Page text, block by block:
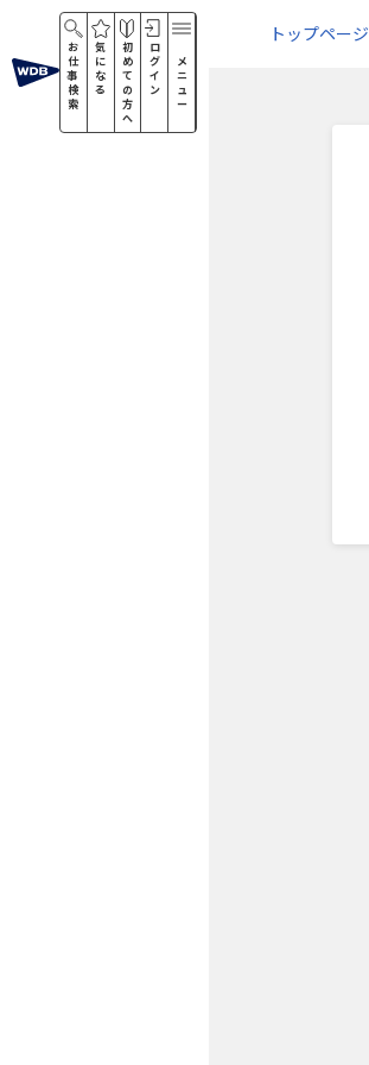
お
仕
事
検
索
気
に
な
る
初
め
て
の
方
へ
ロ
グ
イ
ン
メ
ニ
ュ
ー
トップページ